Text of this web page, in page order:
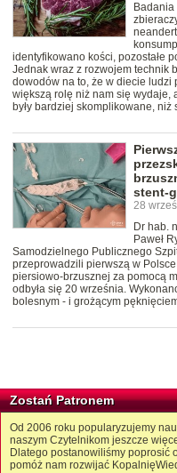
identyfikowano kości, pozostałe
Jednak wraz z rozwojem technik
dowodów na to, że w diecie ludzi
większą rolę niż nam się wydaje,
były bardziej skomplikowane, niż
stent-
28
Dr hab.
Paweł
Samodzielnego Publicznego
przeprowadzili pierwszą w
piersiowo-brzusznej za pomocą
odbyła się 20 września.
bolesnym - i grożącym
Zostań Patronem
Od 2006 roku popularyzujemy
naszym Czytelnikom jeszcze
Dlatego postanowiliśmy poprosić
pomóż nam rozwijać